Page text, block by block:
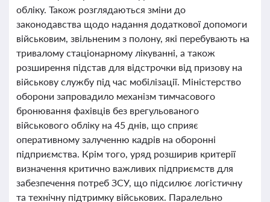
обліку. Також розглядаються зміни до
законодавства щодо надання додаткової допомоги
військовим, звільненим з полону, які перебувають на
тривалому стаціонарному лікуванні, а також
розширення підстав для відстрочки від призову на
військову службу під час мобілізації. Міністерство
оборони запровадило механізм тимчасового
бронювання фахівців без врегульованого
військового обліку на 45 днів, що сприяє
оперативному залученню кадрів на оборонні
підприємства. Крім того, уряд розширив критерії
визначення критично важливих підприємств для
забезпечення потреб ЗСУ, що підсилює логістичну
та технічну підтримку військових. Паралельно